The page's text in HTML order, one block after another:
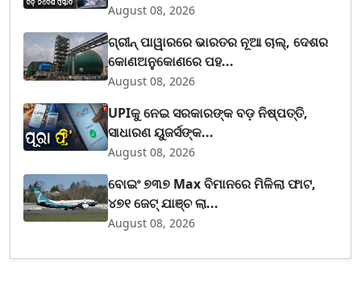
August 08, 2026
ଗ୍ରୀନ୍ ପାୱାରରେ ଭାରତର ନୂଆ ଚାଲ୍, ଦେଶର
କୋଣଅନୁକୋଣରେ ପହ...
August 08, 2026
UPIକୁ ନେଇ ସରକାରଙ୍କ ବଡ଼ ନିଷ୍ପତ୍ତି,
ସାଧାରଣ ୟୁଜର୍ସଙ୍କ...
August 08, 2026
ବୋଇଂ ୭୩୭ Max ବିମାନରେ ମିଳିଲା ଫାଟ,
୪୭୧ ଜେଟ୍ ଯାଞ୍ଚ ଲା...
August 08, 2026